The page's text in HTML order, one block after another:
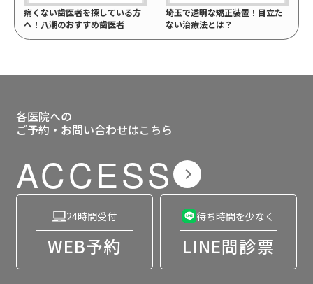
痛くない歯医者を探している方
へ！八潮のおすすめ歯医者
埼玉で透明な矯正装置！目立た
ない治療法とは？
各医院への
ご予約・お問い合わせはこちら
ACCESS
24時間受付
WEB予約
待ち時間を少なく
LINE問診票